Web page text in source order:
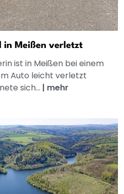
in Meißen verletzt
ist in Meißen bei einem
Auto leicht verletzt
sich... | mehr